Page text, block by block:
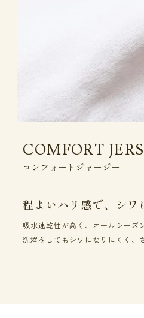
COMFORT
コンフォートジャージー
程よいハリ感で、シワ
吸水速乾性が高く、オールシーズ
洗濯をしてもシワになりにくく、